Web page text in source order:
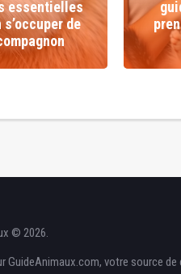
essentielles
de
© 2026.
GuideAnimaux.com, votre source